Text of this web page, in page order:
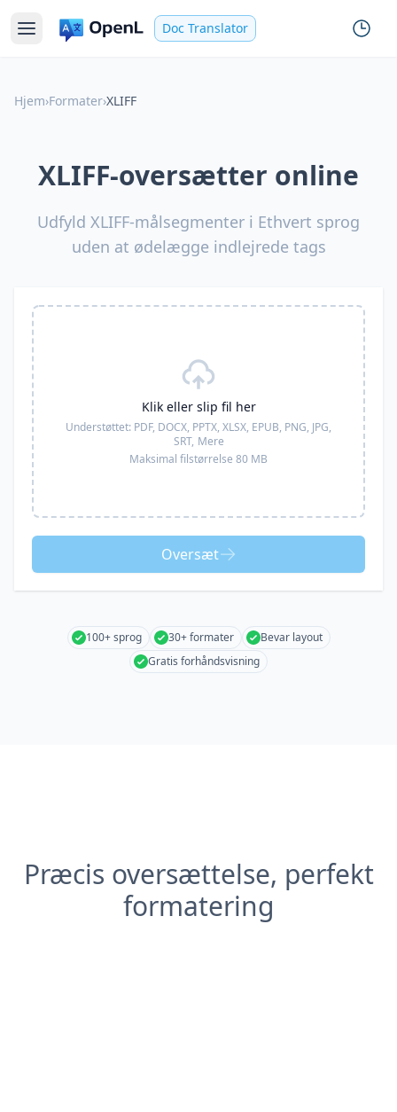
Doc Translator
Hjem›Formater›XLIFF
XLIFF-oversætter online
Udfyld XLIFF-målsegmenter i Ethvert sprog
uden at ødelægge indlejrede tags
Klik eller slip fil her
Understøttet: PDF, DOCX, PPTX, XLSX, EPUB, PNG, JPG,
SRT, Mere
Maksimal filstørrelse 80 MB
Oversæt
100+ sprog 30+ formater
Bevar layout
Gratis forhåndsvisning
Præcis oversættelse, perfekt
formatering